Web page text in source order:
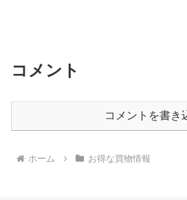
コメント
コメントを書き
ホーム お得な買物情報